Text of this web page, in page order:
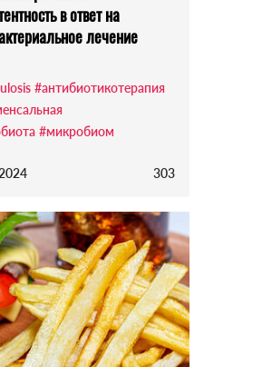
в ответ на
лечение
#антибиотикотерапия
#микробиом
303